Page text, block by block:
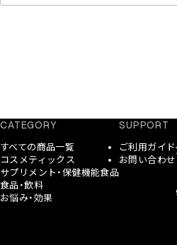
CATEGORY
すべての商品一覧
コスメティックス
サプリメント・保健機能食品
食品・飲料
お悩み・効果
SUPPORT
ご利用ガイド
お問い合わせ